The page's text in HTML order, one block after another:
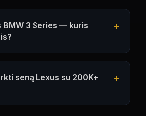
BMW 3 Series — kuris
+
seną Lexus su 200K+
+